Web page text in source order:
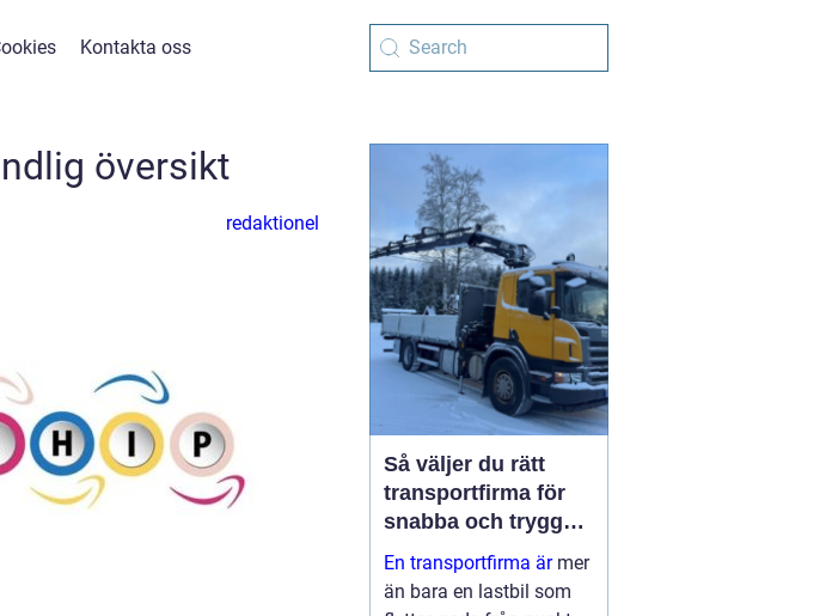
Kontakta oss
översikt
redaktionel
Så väljer du rätt
transportfirma för
snabba och trygga
leveranser
En transportfirma ärmer
än bara en lastbil som